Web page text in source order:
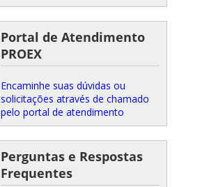
Portal de Atendimento
PROEX
Encaminhe suas dúvidas ou
solicitações através de chamado
pelo portal de atendimento
Perguntas e Respostas
Frequentes